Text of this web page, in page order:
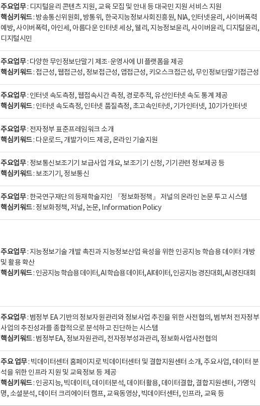
주요업무: 디지털윤리 콘텐츠 지원, 교육 모집 및 안내 등 대국민 지원 서비스 지원
핵심키워드: 방송통신위원회, 방통위, 한국지능정보사회진흥원, NIA, 인터넷윤리, 사이버폭력
예방, 사이버폭력, 아인세, 아름다운 인터넷 세상, 웰리, 지능정보윤리, 사이버윤리, 디지털윤리,
디지털시민
주요업무: 다양한 무인정보단말기 제조·운영사에 UI 플랫폼을 제공
핵심키워드: 접근성, 웹접근성, 정보접근성, 앱접근성, 키오스크접근성, 무인정보단말기접근성
주요업무: 인터넷 속도측정, 웹접속시간 측정, 경로추적, 유선인터넷 속도 통계 제공
핵심키워드: 인터넷 속도측정, 인터넷 품질측정, 초고속인터넷, 기가인터넷, 10기가인터넷
주요업무: 전자정부 표준프레임워크 소개
핵심키워드: 다운로드, 개발가이드 제공, 온라인 기술지원
주요업무: 정보통신보조기기 보급사업 개요, 보조기기 신청, 기기관련 정보제공 등
핵심키워드: 보조기기, 정보통신
주요업무: 한국연구재단의 등재학술지인 『정보화정책』 저널의 온라인 논문 투고 시스템
핵심키워드: 정보화정책, 저널, 논문, Information Policy
주요업무: 지능정보기술 개발 촉진과 지능정보산업 육성을 위한 인공지능 학습용 데이터 개방
및 활용 확산
핵심키워드: 인공지능 학습용 데이터, AI 학습용 데이터, AI데이터, 인공지능 경진대회, AI 경진대회
주요업무: 범정부 EA 기반의 정보자원관리와 정보사업 추진을 위한 사전협의, 범부처 전자정부
사업의 추진성과를 종합적으로 분석하고 진단하는 시스템
핵심키워드: 범정부EA, 정보자원관리, 전자정부성과관리, 정보화사업사전협의
주요 업무: 빅데이터센터 홈페이지로 빅데이터센터 및 결합지원센터 소개, 주요사업, 데이터 분
석을 위한 인프라 지원 및 교육정보 등 제공
핵심키워드: 인공지능, 빅데이터, 데이터분석, 데이터활용, 데이터결합, 결합지원센터, 가명익
명, 소셜분석, 데이터 크리에이터 캠프, 교육동영상, 빅데이터센터, 인프라, 교육 등